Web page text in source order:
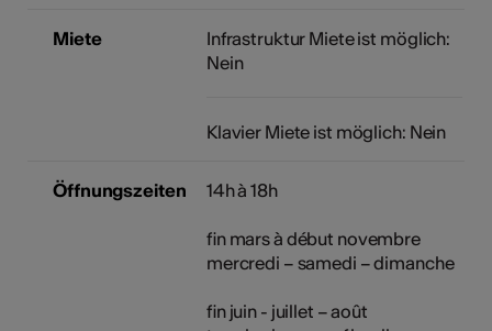
Miete
Infrastruktur Miete ist möglich:
Nein
Klavier Miete ist möglich: Nein
Öffnungszeiten 14h à 18h
fin mars à début novembre
mercredi – samedi – dimanche
fin juin - juillet – août